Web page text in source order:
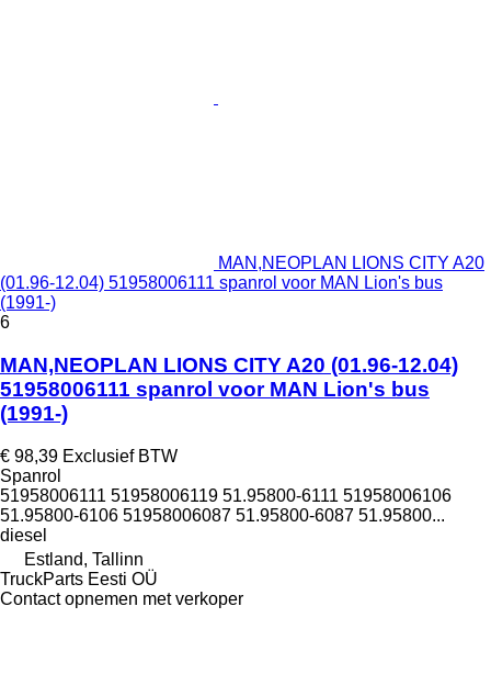
MAN,NEOPLAN LIONS CITY A20
(01.96-12.04) 51958006111 spanrol voor MAN Lion's bus
(1991-)
6
MAN,NEOPLAN LIONS CITY A20 (01.96-12.04)
51958006111 spanrol voor MAN Lion's bus
(1991-)
€ 98,39 Exclusief BTW
Spanrol
51958006111 51958006119 51.95800-6111 51958006106
51.95800-6106 51958006087 51.95800-6087 51.95800...
diesel
Estland, Tallinn
TruckParts Eesti OÜ
Contact opnemen met verkoper